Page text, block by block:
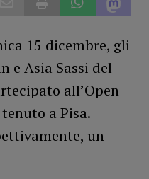
15 dicembre, gli
e Asia Sassi del
all’Open
a Pisa.
un